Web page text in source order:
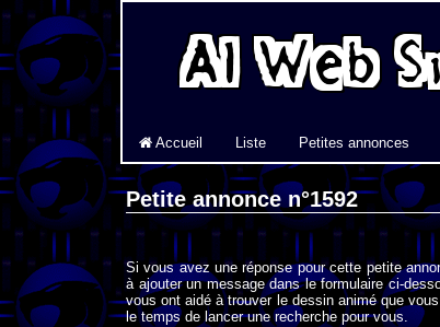
Accueil Liste Petites annonces
Petite annonce n°1592
Si vous avez une réponse pour cette petite
à ajouter un message dans le formulaire ci-
vous ont aidé à trouver le dessin animé que
le temps de lancer une recherche pour vous.